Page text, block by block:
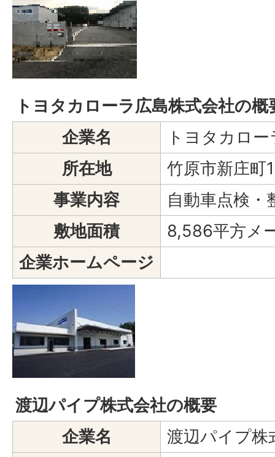
トヨタカローラ広島株式会社の概
企業名
トヨタカロ
所在地
竹原市新庄町
事業内容
自動車点検・
敷地面積
8,586平方メ
企業ホームページ
渡辺パイプ株式会社の概要
企業名
渡辺パイプ株